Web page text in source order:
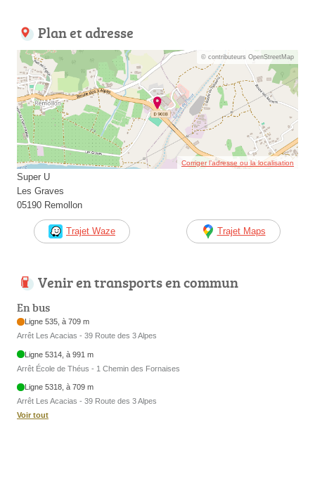
Plan et adresse
© contributeurs OpenStreetMap
Corriger l’adresse ou la localisation
Super U
Les Graves
05190 Remollon
Trajet Waze Trajet Maps
Venir en transports en commun
En bus
Ligne 535, à 709 m
Arrêt Les Acacias - 39 Route des 3 Alpes
Ligne 5314, à 991 m
Arrêt École de Théus - 1 Chemin des Fornaises
Ligne 5318, à 709 m
Arrêt Les Acacias - 39 Route des 3 Alpes
Voir tout